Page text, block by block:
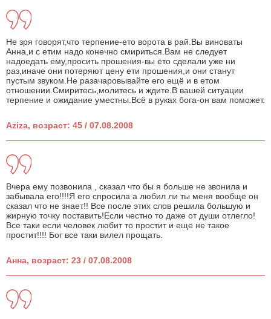
Не зря говорят,что терпение-ето ворота в рай.Вы виноваты
Анна,и с етим надо конечно смириться.Вам не следует
надоедать ему,просить прошения-вы ето сделали уже ни
раз,иначе они потеряют цену ети прошения,и они станут
пустым звуком.Не разачаровывайте его ещё и в етом
отношении.Смиритесь,молитесь и ждите.В вашей ситуации
терпение и ожидание уместны.Всё в руках бога-он вам поможет.
Aziza, возраст: 45 / 07.08.2008
Вчера ему позвонила , сказал что бы я больше не звонила и
забывала его!!!!Я его спросила а любил ли ты меня вообще он
сказал что не знает!! Все после этих слов решила большую и
жирную точку поставить!Если честно то даже от души отлегло!
Все таки если человек любит то простит и еще не такое
простит!!!! Бог все таки вилел прощать.
Анна, возраст: 23 / 07.08.2008